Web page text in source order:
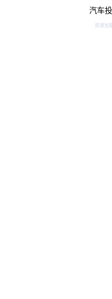
汽车
资源加